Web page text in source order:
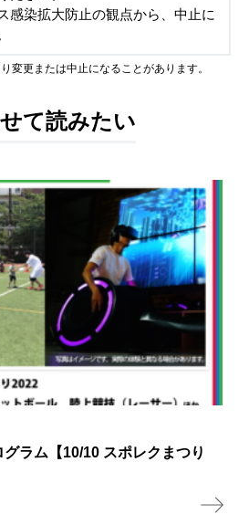
感染拡大防止の観点から、中止に
変更または中止になることがあります。
て読みたい
ラム【10/10 スポレクまつり